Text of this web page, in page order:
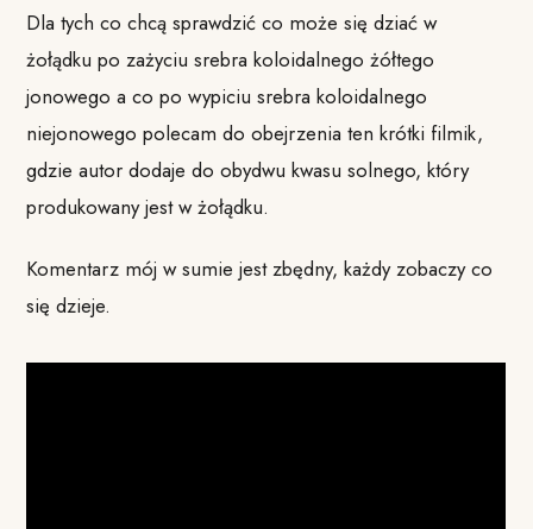
Dla tych co chcą sprawdzić co może się dziać w
żołądku po zażyciu srebra koloidalnego żółtego
jonowego a co po wypiciu srebra koloidalnego
niejonowego polecam do obejrzenia ten krótki filmik,
gdzie autor dodaje do obydwu kwasu solnego, który
produkowany jest w żołądku.
Komentarz mój w sumie jest zbędny, każdy zobaczy co
się dzieje.